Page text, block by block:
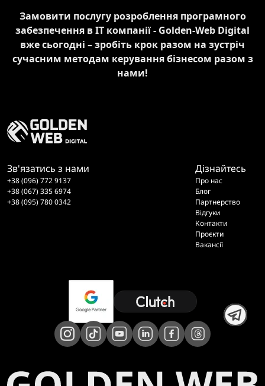
Замовити послугу розроблення програмного
забезпечення в IT компанії - Golden-Web Digital
вже сьогодні – зробіть крок разом на зустріч
сучасним методам керування бізнесом разом з
нами!
Дізнайтесь
Про нас
Блог
Партнерство
Відгуки
Контакти
Проєкти
Вакансії
Зв'язатись з нами
+38 (096) 772 9137
+38 (067) 335 6974
+38 (095) 780 0342